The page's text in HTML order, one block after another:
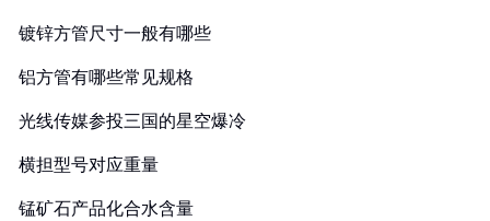
镀锌方管尺寸一般有哪些
铝方管有哪些常见规格
光线传媒参投三国的星空爆冷
横担型号对应重量
锰矿石产品化合水含量